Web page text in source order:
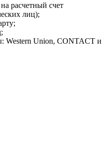
расчетный счет
лиц);
Western Union, CONTACT и